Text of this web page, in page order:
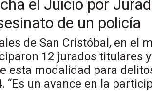
el Juicio por
de un policía
de San Cristóbal, en el
12 jurados titulares
esta modalidad para
“Es un avance en la